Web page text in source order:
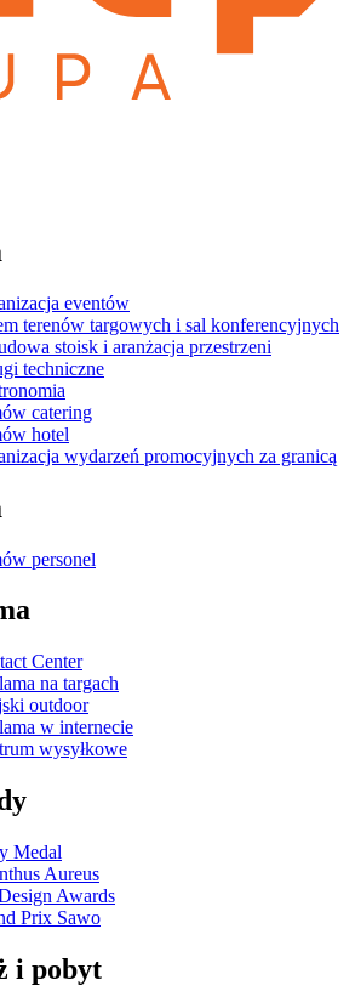
eventów
terenów targowych i sal konferencyjnych
stoisk i aranżacja przestrzeni
techniczne
catering
hotel
wydarzeń promocyjnych za granicą
personel
Center
na targach
outdoor
w internecie
wysyłkowe
Medal
Aureus
Awards
Prix Sawo
i pobyt